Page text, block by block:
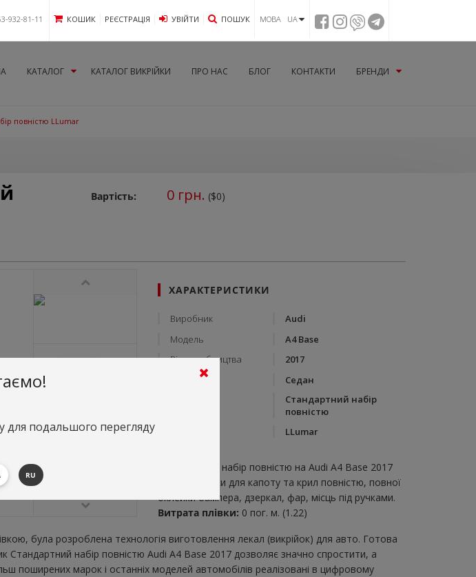
932-81-11 КОШИК РЕЄСТРАЦІЯ УВIЙТИ ПОШУК МОВА UA
КАТАЛОГ КАТАЛОГ ВИКРІЙКИ ПРО НАС БЛОГ КОНТАКТИ БРЕНДИ
повністю LLumar
Вартість: 0грн. ($0)
ХАРАКТЕРИСТИКИ
Виробник
Audi
Модель
A4 Base
Рік виробництва
2017
Тип кузову
Седан
Стандартний набір
повністю
LLumar
Стандартний набір повністю на Audi A4 Base 2017
Набір викрійки для капоту та крил повністю, повної
оклейки бампера, дзеркал, фар, місць під ручками.
Витрата плівки: 0 пог. м. (1.22)
була розроблена технологія виготовлення лекал (викрійок) для авто. Готова
Стандартний набір повністю Audi A4 Base 2017 дозволяє значно спростити, а
поширених марок і останніх моделей автомобілів реалізовані в цифровому
для подальшого перегляду
RU